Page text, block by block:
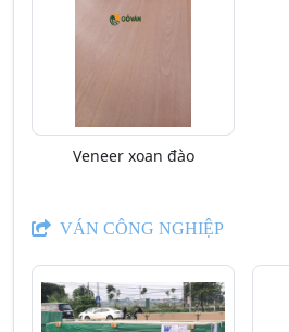
Veneer xoan đào
VÁN CÔNG NGHIỆP